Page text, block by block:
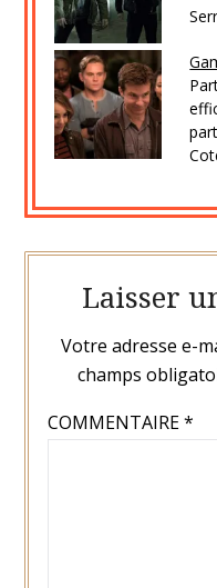
Laisser
Votre adresse e-
champs
COMMENTAIRE*